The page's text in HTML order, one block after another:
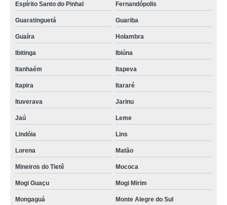
Espírito Santo do Pinhal Fernandópolis
Guaratinguetá Guariba
Guaíra Holambra
Ibitinga Ibiúna
Itanhaém Itapeva
Itapira Itararé
Ituverava Jarinu
Jaú Leme
Lindóia Lins
Lorena Matão
Mineiros do Tietê Mococa
Mogi Guaçu Mogi Mirim
Mongaguá Monte Alegre do Sul